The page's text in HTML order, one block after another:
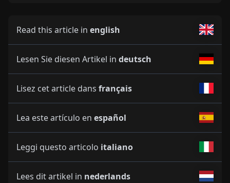
Read this article in english
Lesen Sie diesen Artikel in deutsch
Lisez cet article dans français
Lea este artículo en español
Leggi questo articolo italiano
Lees dit artikel in nederlands